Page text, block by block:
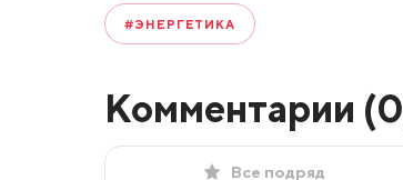
#ЭНЕРГЕТИКА
Комментарии (0
Все подряд